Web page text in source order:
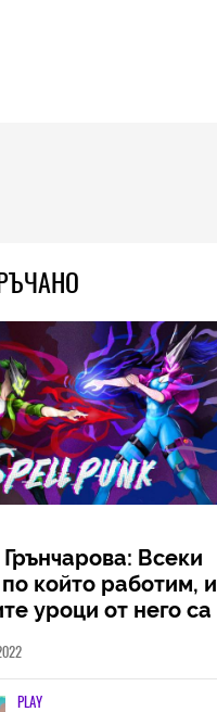
Грънчарова: Всеки
който работим, и
уроци от него са
да извървим
(ИНТЕРВЮ)
PLAY